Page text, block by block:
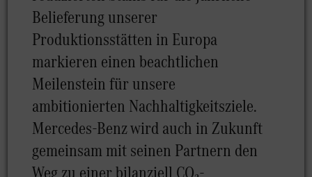
Belieferung unserer
Produktionsstätten in Europa
markieren einen beachtlichen
Meilenstein für unsere
ambitionierten Nachhaltigkeitsziele.
Mercedes-Benz wird auch in Zukunft
gemeinsam mit seinen Partnern den